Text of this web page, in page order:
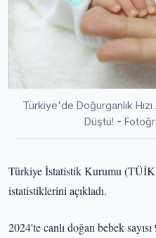
Türkiye'de Doğurganlık
Düştü! -
Türkiye İstatistik Kurumu
istatistiklerini açıkladı.
2024'te canlı doğan bebek